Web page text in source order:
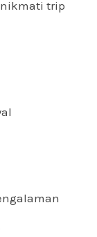
trip